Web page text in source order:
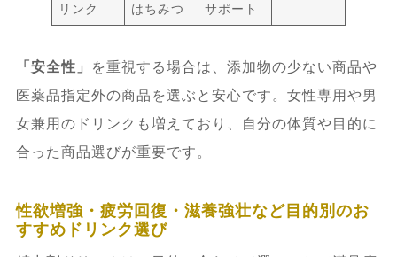
リンク
はちみつ
サポート
「安全性」
を重視する場合は、添加物の少ない商品や
医薬品指定外の商品を選ぶと安心です。女性専用や男
女兼用のドリンクも増えており、自分の体質や目的に
合った商品選びが重要です。
性欲増強・疲労回復・滋養強壮など目的別のお
すすめドリンク選び